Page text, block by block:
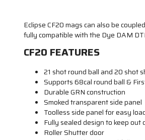
Eclipse CF20 mags can also be
fully compatible with the Dye DAM
CF20 FEATURES
21 shot round ball and 20 shot
Supports 68cal round ball &
Durable GRN construction
Smoked transparent side panel
Toolless side panel for easy
Fully sealed design to keep out
Roller Shutter door